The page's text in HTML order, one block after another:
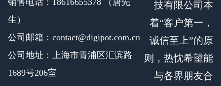
生）
公司邮箱：contact@digipot.com.cn
公司地址：上海市青浦区汇滨路
1689号206室
技有限公司本
着“客户第一，
诚信至上”的原
则，热忱希望能
与各界朋友合